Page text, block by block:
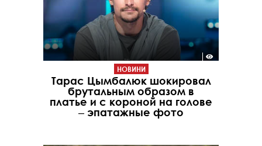
НОВИНИ
Тарас Цымбалюк шокировал
брутальным образом в
платье и с короной на голове
‒ эпатажные фото